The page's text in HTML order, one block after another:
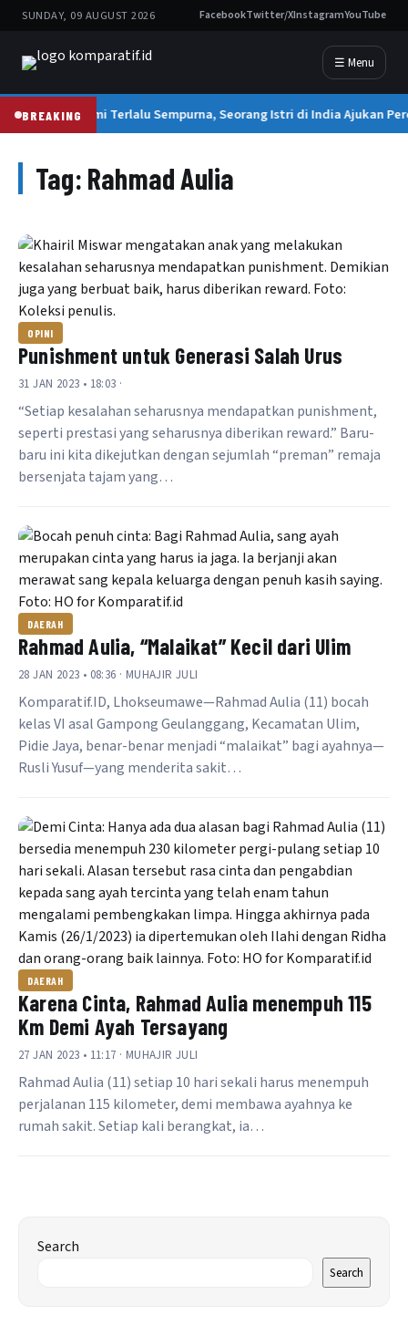
SUNDAY, 09 AUGUST 2026 FacebookTwitter/XInstagramYouTube
☰ Menu
BREAKINGSuami Terlalu Sempurna, Seorang Istri di India Ajukan
Tag: Rahmad Aulia
OPINI
Punishment untuk Generasi Salah Urus
31 JAN 2023 • 18:03 ·
“Setiap kesalahan seharusnya mendapatkan punishment,
seperti prestasi yang seharusnya diberikan reward.” Baru-
baru ini kita dikejutkan dengan sejumlah “preman” remaja
bersenjata tajam yang…
DAERAH
Rahmad Aulia, “Malaikat” Kecil dari Ulim
28 JAN 2023 • 08:36 · MUHAJIR JULI
Komparatif.ID, Lhokseumawe—Rahmad Aulia (11) bocah
kelas VI asal Gampong Geulanggang, Kecamatan Ulim,
Pidie Jaya, benar-benar menjadi “malaikat” bagi ayahnya—
Rusli Yusuf—yang menderita sakit…
DAERAH
Karena Cinta, Rahmad Aulia menempuh 115
Km Demi Ayah Tersayang
27 JAN 2023 • 11:17 · MUHAJIR JULI
Rahmad Aulia (11) setiap 10 hari sekali harus menempuh
perjalanan 115 kilometer, demi membawa ayahnya ke
rumah sakit. Setiap kali berangkat, ia…
Search
Search